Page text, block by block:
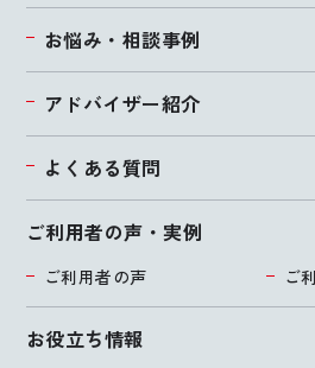
お悩み・相談事例
アドバイザー紹介
よくある質問
ご利用者の声・実例
ご利用者の声 ご
お役立ち情報